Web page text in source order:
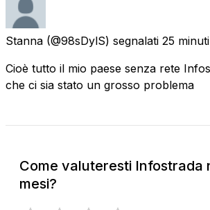
Stanna (@98sDylS) segnalati 25
Cioè tutto il mio paese senza rete
che ci sia stato un grosso problema
Come valuteresti Infostrada
mesi?